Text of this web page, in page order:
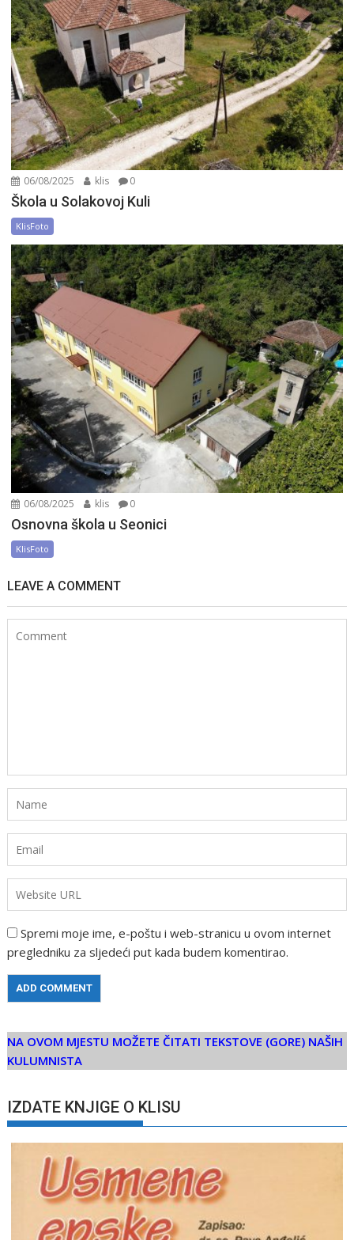
06/08/2025 klis 0
Škola u Solakovoj Kuli
KlisFoto
06/08/2025 klis 0
Osnovna škola u Seonici
KlisFoto
LEAVE A COMMENT
Spremi moje ime, e-poštu i web-stranicu u ovom internet
pregledniku za sljedeći put kada budem komentirao.
NA OVOM MJESTU MOŽETE ČITATI TEKSTOVE (GORE) NAŠIH
KULUMNISTA
IZDATE KNJIGE O KLISU